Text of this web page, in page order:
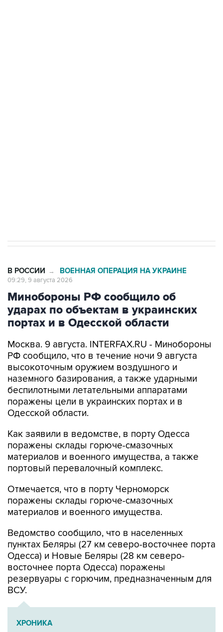
В РОССИИ → ВОЕННАЯ ОПЕРАЦИЯ НА УКРАИНЕ
09:29, 9 августа 2026
Минобороны РФ сообщило об
ударах по объектам в украинских
портах и в Одесской области
Москва. 9 августа. INTERFAX.RU - Минобороны
РФ сообщило, что в течение ночи 9 августа
высокоточным оружием воздушного и
наземного базирования, а также ударными
беспилотными летательными аппаратами
поражены цели в украинских портах и в
Одесской области.
Как заявили в ведомстве, в порту Одесса
поражены склады горюче-смазочных
материалов и военного имущества, а также
портовый перевалочный комплекс.
Отмечается, что в порту Черноморск
поражены склады горюче-смазочных
материалов и военного имущества.
Ведомство сообщило, что в населенных
пунктах Беляры (27 км северо-восточнее порта
Одесса) и Новые Беляры (28 км северо-
восточнее порта Одесса) поражены
резервуары с горючим, предназначенным для
ВСУ.
ХРОНИКА